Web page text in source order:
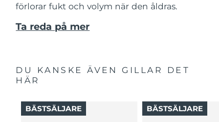
förlorar fukt och volym när den åldras.
Ta reda på mer
DU KANSKE ÄVEN GILLAR DET
HÄR
BÄSTSÄLJARE BÄSTSÄLJARE